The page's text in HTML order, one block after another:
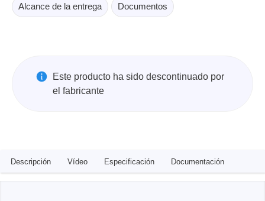
Alcance de la entrega Documentos
Este producto ha sido descontinuado por
el fabricante
Descripción Vídeo Especificación Documentación